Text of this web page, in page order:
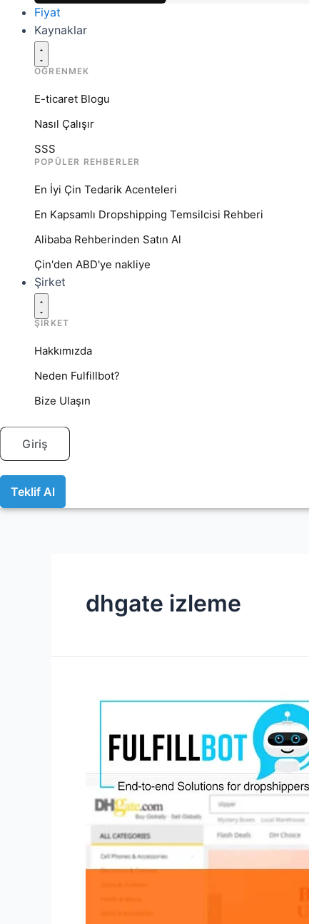
Fiyat
Kaynaklar
ÖĞRENMEK
E-ticaret Blogu
Nasıl Çalışır
SSS
POPÜLER REHBERLER
En İyi Çin Tedarik Acenteleri
En Kapsamlı Dropshipping Temsilcisi Rehberi
Alibaba Rehberinden Satın Al
Çin'den ABD'ye nakliye
Şirket
ŞIRKET
Hakkımızda
Neden Fulfillbot?
Bize Ulaşın
Giriş
Teklif Al
dhgate izleme
DHgate
Gönderimi
Kadar
Sürer?
Tam